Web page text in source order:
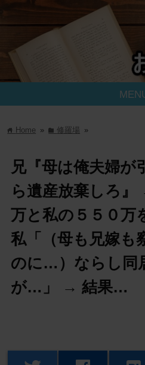
home Home » folder修羅場 »
兄『母は俺夫婦が
ら遺産放棄しろ』
万と私の５５０万
私「（母も兄嫁も
のに…）ならし同
が…」 → 結果…